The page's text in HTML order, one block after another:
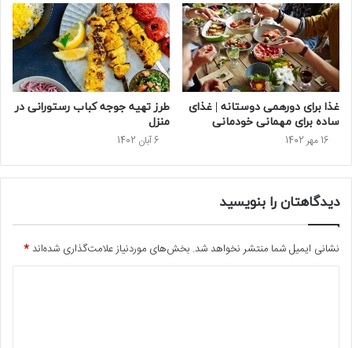
غذا برای دورهمی دوستانه | غذای
ساده برای مهمانی خودمانی
16 مهر 1402
طرز تهیه جوجه کباب رستورانی در
منزل
6 آبان 1402
دیدگاهتان را بنویسید
نشانی ایمیل شما منتشر نخواهد شد. بخش‌های موردنیاز علامت‌گذاری شده‌اند*